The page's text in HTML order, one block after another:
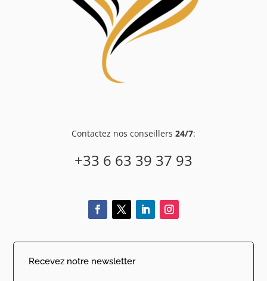
Contactez nos conseillers 24/7:
+33 6 63 39 37 93
Recevez notre newsletter